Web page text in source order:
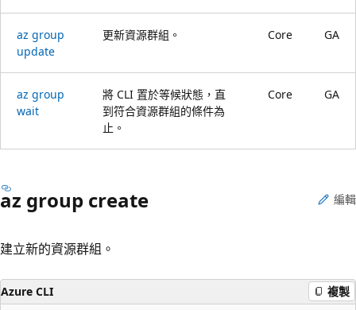
az group
update
更新資源群組。 Core GA
az group
wait
將 CLI 置於等候狀態，直
到符合資源群組的條件為
止。
Core GA
az group create 編輯
建立新的資源群組。
Azure CLI 複製